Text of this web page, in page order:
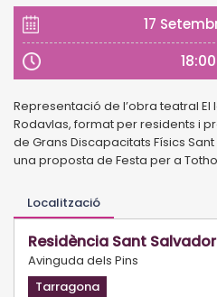
17
Representació de l’obra teatral
Rodavlas, format per residents i
de Grans Discapacitats Físics Sant
una proposta de Festa per a
Localització
Residència Sant Salvador
Avinguda dels Pins
Tarragona